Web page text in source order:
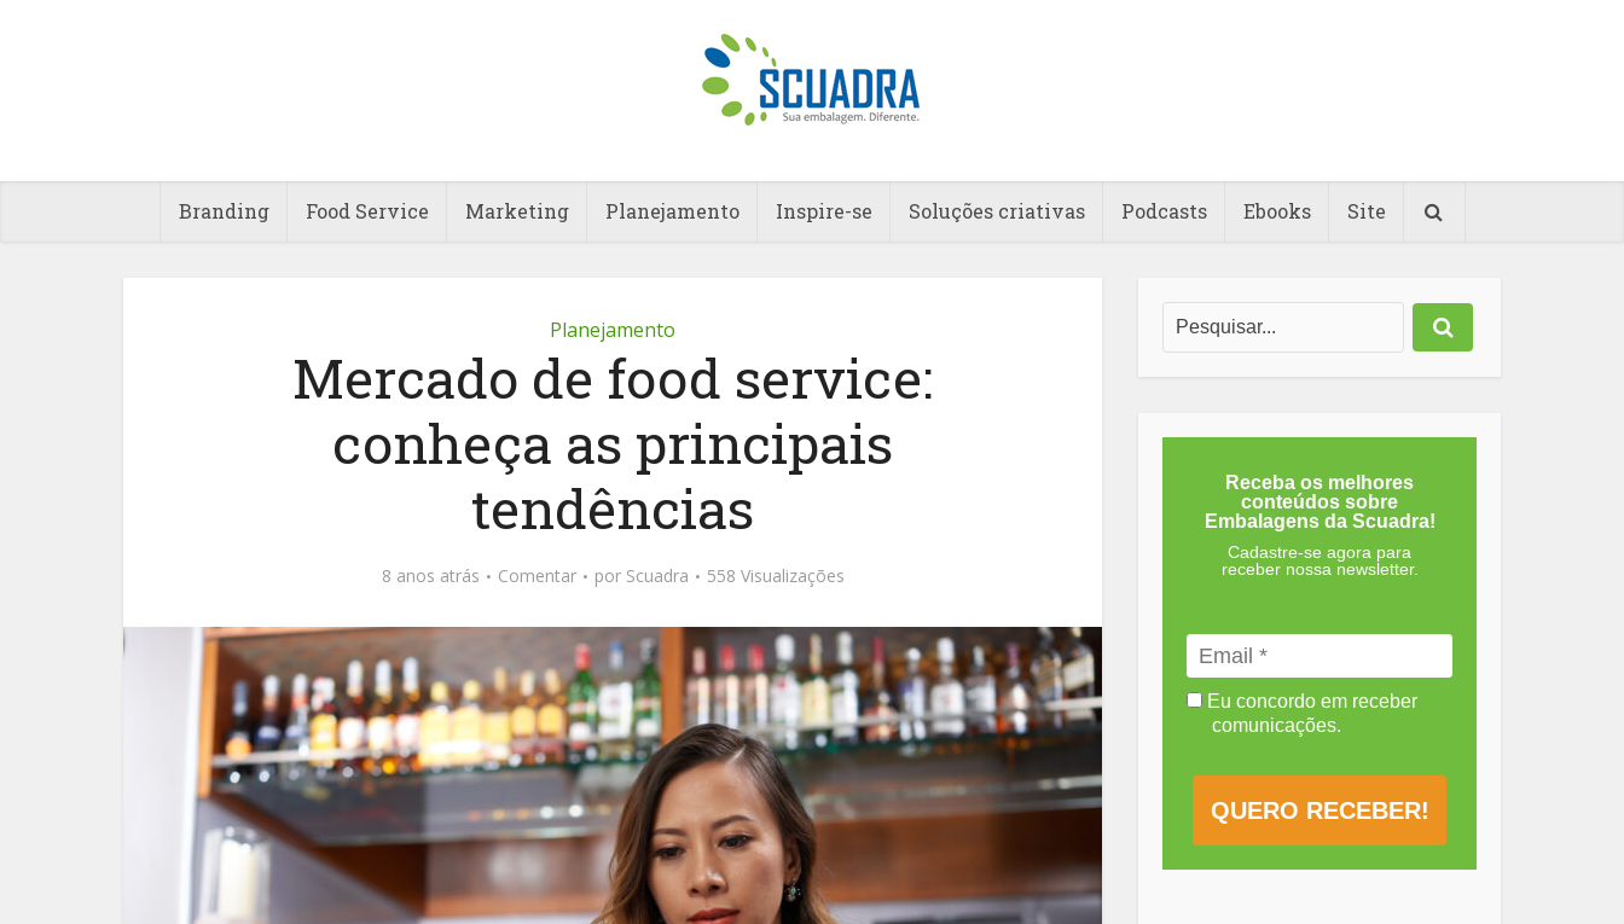
Branding Food Service Marketing Planejamento Inspire-se Soluções criativas Podcasts Ebooks Site
Planejamento
Mercado de food service:
conheça as principais
tendências
8 anos atrás Comentar por Scuadra 558 Visualizações
Receba os melhores
conteúdos sobre
Embalagens da Scuadra!
Cadastre-se agora para
receber nossa newsletter.
Eu concordo em receber
comunicações.
QUERO RECEBER!